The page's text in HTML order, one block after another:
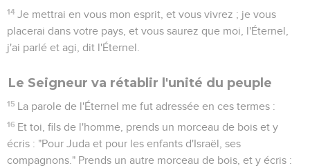
14 Je mettrai en vous mon esprit, et vous vivrez ; je vous
placerai dans votre pays, et vous saurez que moi, l'Éternel,
j'ai parlé et agi, dit l'Éternel.
Le Seigneur va rétablir l'unité du peuple
15 La parole de l'Éternel me fut adressée en ces termes :
16 Et toi, fils de l'homme, prends un morceau de bois et y
écris : "Pour Juda et pour les enfants d'Israël, ses
compagnons." Prends un autre morceau de bois, et y écris :